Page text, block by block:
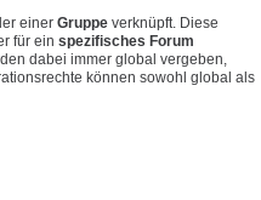
einer Gruppe verknüpft. Diese
für ein spezifisches Forum
dabei immer global vergeben,
können sowohl global als